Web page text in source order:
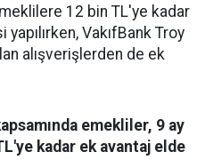
12 bin TL'ye kadar
VakıfBank Troy
alışverişlerden de ek
emekliler, 9 ay
kadar ek avantaj elde